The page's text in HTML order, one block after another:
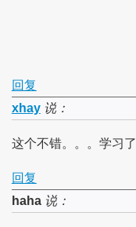
回复
xhay说：
这个不错。。。学习了
回复
haha说：